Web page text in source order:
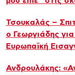
Τσουκαλάς –
ο Γεωργιάδης
Ευρωπαϊκή
Ανδρουλάκης: